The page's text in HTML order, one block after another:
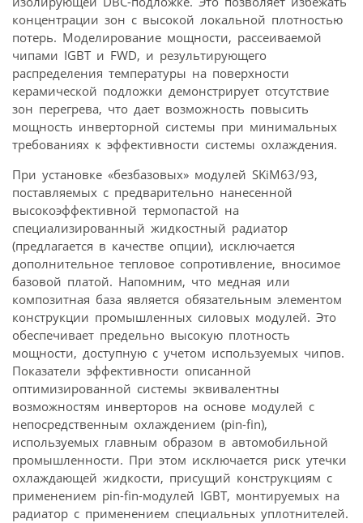
концентрации зон с высокой локальной плотностью
потерь. Моделирование мощности, рассеиваемой
чипами IGBT и FWD, и результирующего
распределения температуры на поверхности
керамической подложки демонстрирует отсутствие
зон перегрева, что дает возможность повысить
мощность инверторной системы при минимальных
требованиях к эффективности системы охлаждения.
При установке «безбазовых» модулей SKiM63/93,
поставляемых с предварительно нанесенной
высокоэффективной термопастой на
специализированный жидкостный радиатор
(предлагается в качестве опции), исключается
дополнительное тепловое сопротивление, вносимое
базовой платой. Напомним, что медная или
композитная база является обязательным элементом
конструкции промышленных силовых модулей. Это
обеспечивает предельно высокую плотность
мощности, доступную с учетом используемых чипов.
Показатели эффективности описанной
оптимизированной системы эквивалентны
возможностям инверторов на основе модулей с
непосредственным охлаждением (pin-fin),
используемых главным образом в автомобильной
промышленности. При этом исключается риск утечки
охлаждающей жидкости, присущий конструкциям с
применением pin-fin-модулей IGBT, монтируемых на
радиатор с применением специальных уплотнителей.